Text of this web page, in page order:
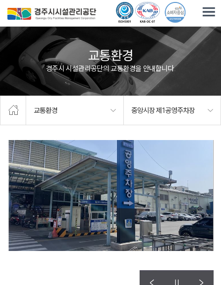
교통환경
경주시 시설관리공단의 교통환경을 안내합니다.
교통환경 중앙시장 제1공영주차장